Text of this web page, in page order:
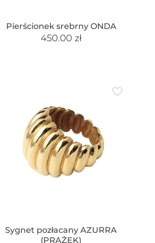
Pierścionek srebrny ONDA
450.00 zł
Sygnet pozłacany AZURRA
(PRĄŻEK)